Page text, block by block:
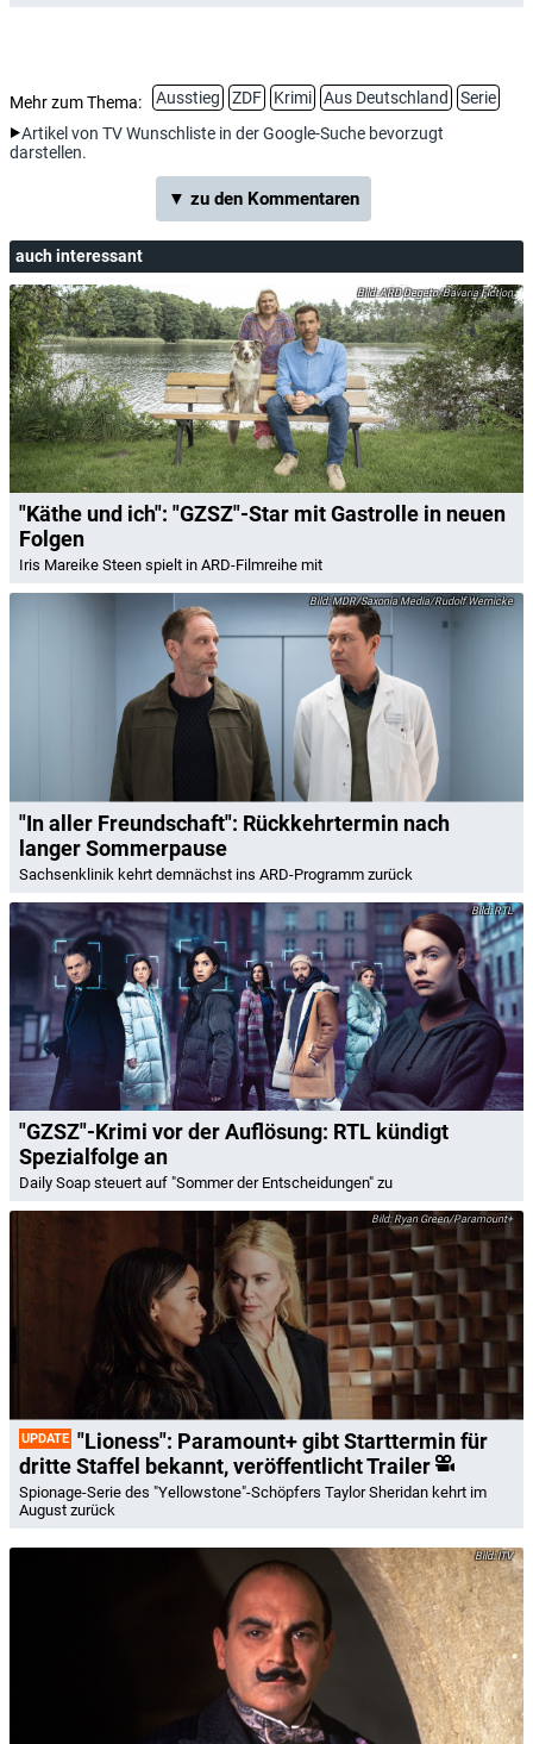
Mehr zum Thema: Ausstieg ZDF Krimi Aus Deutschland
Serie
Artikel von TV Wunschliste in der Google-Suche bevorzugt
darstellen.
▼ zu den Kommentaren
auch interessant
ARD Degeto/Bavaria Fiction
"Käthe und ich": "GZSZ"-Star mit Gastrolle in neuen
Folgen
Iris Mareike Steen spielt in ARD-Filmreihe mit
MDR/Saxonia Media/Rudolf Wernicke
"In aller Freundschaft": Rückkehrtermin nach
langer Sommerpause
Sachsenklinik kehrt demnächst ins ARD-Programm zurück
RTL
"GZSZ"-Krimi vor der Auflösung: RTL kündigt
Spezialfolge an
Daily Soap steuert auf "Sommer der Entscheidungen" zu
Ryan Green/Paramount+
UPDATE "Lioness": Paramount+ gibt Starttermin für
dritte Staffel bekannt, veröffentlicht Trailer
Spionage-Serie des "Yellowstone"-Schöpfers Taylor Sheridan kehrt im
August zurück
ITV